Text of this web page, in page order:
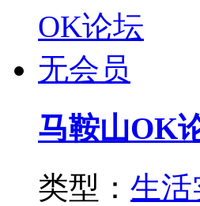
马鞍山OK
类型： 生活